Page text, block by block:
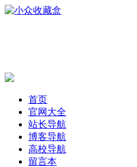
首页
官网大全
站长导航
博客导航
高校导航
留言本